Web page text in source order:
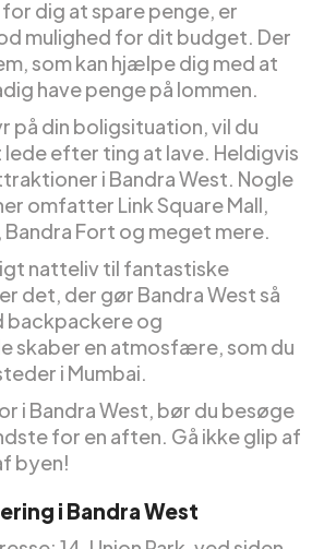
dig at spare penge, er
mulighed for dit budget. Der
som kan hjælpe dig med at
have penge på lommen.
på din boligsituation, vil du
efter ting at lave. Heldigvis
i Bandra West. Nogle
omfatter Link Square Mall,
Bandra Fort og meget mere.
natteliv til fantastiske
det, der gør Bandra West så
backpackere og
skaber en atmosfære, som du
i Mumbai.
i Bandra West, bør du besøge
for en aften. Gå ikke glip af
byen!
i Bandra West